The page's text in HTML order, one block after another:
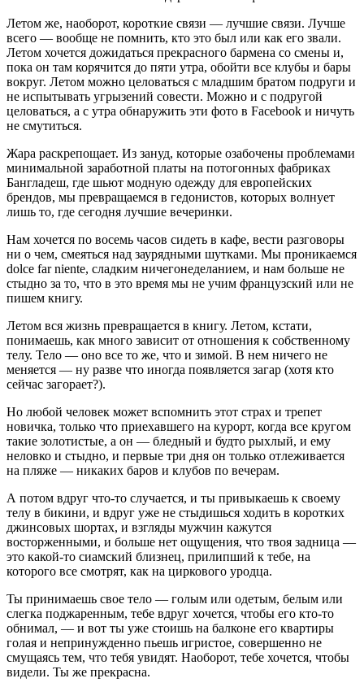
Летом же, наоборот, короткие связи — лучшие связи. Лучше
всего — вообще не помнить, кто это был или как его звали.
Летом хочется дожидаться прекрасного бармена со смены и,
пока он там корячится до пяти утра, обойти все клубы и бары
вокруг. Летом можно целоваться с младшим братом подруги и
не испытывать угрызений совести. Мож­но и с подругой
целоваться, а с утра обнаружить эти фото в Facebook и ничуть
не смутиться.
Жара раскрепощает. Из зануд, которые озабочены про­блемами
минимальной заработной платы на потогонных фабриках
Бангладеш, где шьют модную одежду для евро­пейских
брендов, мы превращаемся в гедонистов, которых волнует
лишь то, где сегодня лучшие вечеринки.
Нам хочется по восемь часов сидеть в кафе, вести раз­говоры
ни о чем, смеяться над заурядными шутками. Мы проникаемся
dolce far niente, сладким ничегонеделанием, и нам больше не
стыдно за то, что в это время мы не учим французский или не
пишем книгу.
Летом вся жизнь превращается в книгу. Летом, кстати,
понимаешь, как много зависит от отноше­ния к собственному
телу. Тело — оно все то же, что и зимой. В нем ничего не
меняется — ну разве что иногда появляется загар (хотя кто
сей­час загорает?).
Но любой человек может вспомнить этот страх и трепет
новичка, только что прие­хавшего на курорт, когда все кругом
такие золотистые, а он — бледный и будто рых­лый, и ему
неловко и стыдно, и первые три дня он только отлеживается
на пляже — никаких баров и клубов по вечерам.
А потом вдруг что-то случается, и ты привыкаешь к своему
телу в бикини, и вдруг уже не стыдишься ходить в коротких
джинсо­вых шортах, и взгляды мужчин кажутся
восторженными, и больше нет ощущения, что твоя задница —
это какой-то сиамский близнец, прилипший к тебе, на
которого все смо­трят, как на циркового уродца.
Ты принимаешь свое тело — голым или одетым, белым или
слегка поджаренным, тебе вдруг хочется, чтобы его кто-то
обнимал, — и вот ты уже стоишь на балконе его квартиры
голая и непринужденно пьешь игристое, совер­шенно не
смущаясь тем, что тебя увидят. Наоборот, тебе хочется, чтобы
видели. Ты же прекрасна.